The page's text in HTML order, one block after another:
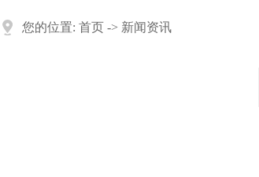
您的位置: 首页 -> 新闻资讯